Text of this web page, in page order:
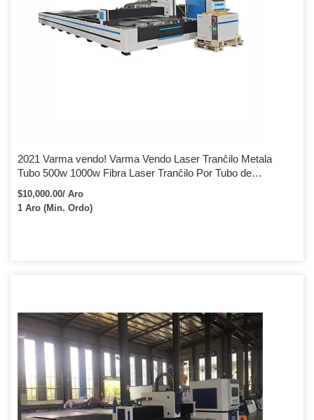
2021 Varma vendo! Varma Vendo Laser Tranĉilo Metala
Tubo 500w 1000w Fibra Laser Tranĉilo Por Tubo de
Neoksidebla Ŝtalo
$10,000.00/ Aro
1 Aro (Min. Ordo)